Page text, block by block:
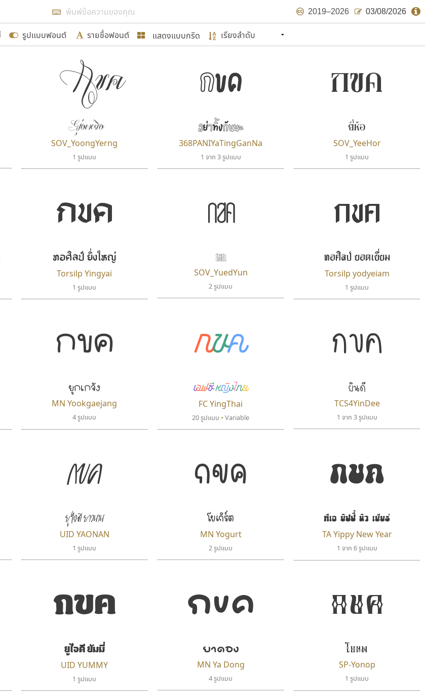
2019–2026 03/08/2026
รูปแบบฟอนต์ รายชื่อฟอนต์ แสดงแบบกริด
แสดงผลแบบลิสต์
ไทยเข้าไปให้ได้อย่างน้อยเดือนละ ๓๐ ฟอนต์ นั่นหมายถึง ปลายปี พ.ศ. ๒๕๖๒ จะมีฟอนต์
ะเป็นประโยชน์ต่อตนเองแล้ว จะมีประโยชน์กับผู้อื่นได้บ้าง ไม่มากก็น้อย
ขอขอบคุณ
ต์ไทยทุกท่านที่สร้างสรรค์ผลงานเพื่อสืบสานอักษรไทย
ญา สิงห์โต ที่อนุญาตให้เผยแพร่ข้อมูลจาก ฟอนต์.คอม
บบตัวอักษรซ้อนเงา
แบบตัวอักษรหัวบอด
แบบตัวอักษรเกาหลี
แบบตัวอักษรโบราณ
แบบตัวเนื้อความ
แบบตัวเหลี่ยม
แบบปลายแหลม
แบบปากกาหัวตัด
แบบลายมือผู้ใหญ่
แบบลายมือวัยรุ่น
M N S T Z
ป
กขค
ยุ่งเหยิง
SOV_YoongYerng
1 รูปแบบ
กขค
อย่าทิ้งกันนะ
368PANIYaTingGanNa
1 จาก 3 รูปแบบ
กขค
ยี่ห้อ
SOV_YeeHor
1 รูปแบบ
กขค
ทอศิลป์ ยิ่งใหญ่
Torsilp Yingyai
1 รูปแบบ
กขค
ยืดหยุ่น
SOV_YuedYun
2 รูปแบบ
กขค
ทอศิลป์ ยอดเยี่ยม
Torsilp yodyeiam
1 รูปแบบ
กขค
ยุกเกจัง
MN Yookgaejang
4 รูปแบบ
กขค
เอฟซี หญิงไทย
FC YingThai
20 รูปแบบ • Variable
กขค
ยินดี
TCS4YinDee
1 จาก 3 รูปแบบ
กขค
ยูไอดี ยาวนาน
UID YAONAN
1 รูปแบบ
กขค
โยเกิร์ต
MN Yogurt
2 รูปแบบ
กขค
ทีเอ ยิปปี้ นิว เยียร์
TA Yippy New Year
1 จาก 6 รูปแบบ
กขค
ยูไอดี ยัมมี่
UID YUMMY
1 รูปแบบ
กขค
ยาดอง
MN Ya Dong
4 รูปแบบ
กขค
โยนพ
SP-Yonop
1 รูปแบบ